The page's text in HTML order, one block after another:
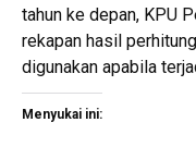
tahun ke depan, KPU
rekapan hasil
digunakan apabila
Menyukai ini: